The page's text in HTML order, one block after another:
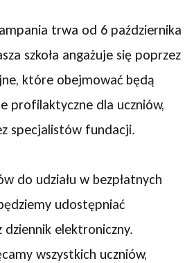
trwa od 6 października
szkoła angażuje się poprzez
które obejmować będą
profilaktyczne dla uczniów,
specjalistów fundacji.
do udziału w bezpłatnych
udostępniać
dziennik elektroniczny.
wszystkich uczniów,